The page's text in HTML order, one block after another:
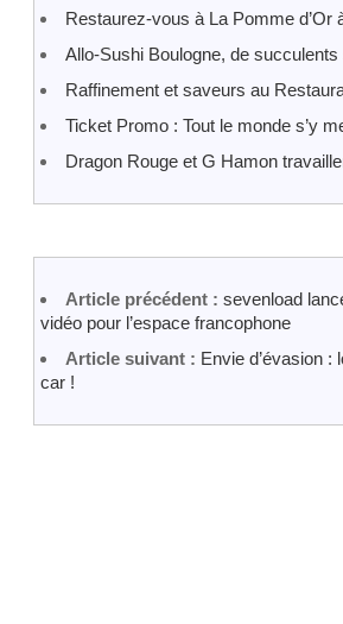
Restaurez-vous à La Pomme d’Or
Allo-Sushi Boulogne, de
Raffinement et saveurs au
Ticket Promo : Tout le monde s’y
Dragon Rouge et G Hamon
Article précédent : sevenload
vidéo pour l’espace francophone
Article suivant : Envie d’évasion :
car !